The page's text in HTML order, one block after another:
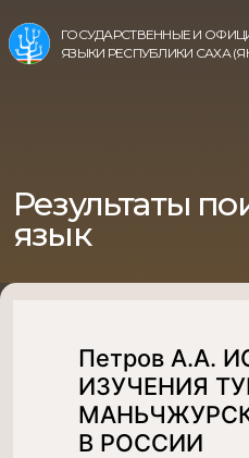
ГОСУДАРСТВЕННЫЕ И
ЯЗЫКИ РЕСПУБЛИКИ САХА
Результаты
язык
Петров А.А.
ИЗУЧЕНИЯ
В РОССИИ